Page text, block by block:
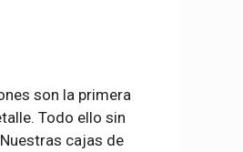
son la primera
Todo ello sin
cajas de